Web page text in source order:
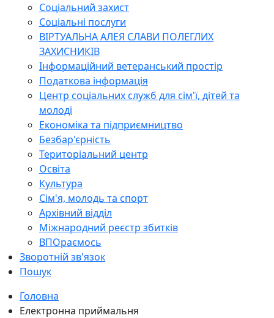
Соціальний захист
Соціальні послуги
ВІРТУАЛЬНА АЛЕЯ СЛАВИ ПОЛЕГЛИХ
ЗАХИСНИКІВ
Інформаційний ветеранський простір
Податкова інформація
Центр соціальних служб для сім'ї, дітей та
молоді
Економіка та підприємництво
Безбар'єрність
Територіальний центр
Освіта
Культура
Сім'я, молодь та спорт
Архівний відділ
Міжнародний реєстр збитків
ВПОраємось
Зворотній зв'язок
Пошук
Головна
Електронна приймальня